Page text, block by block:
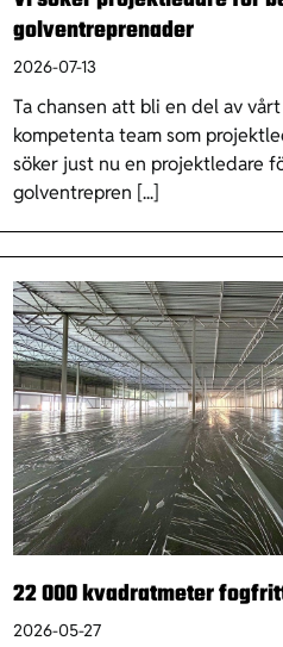
golventreprenader
2026-07-13
Ta chansen att bli en del av
kompetenta team som
söker just nu en projektledare
golventrepren [...]
22 000 kvadratmeter
2026-05-27